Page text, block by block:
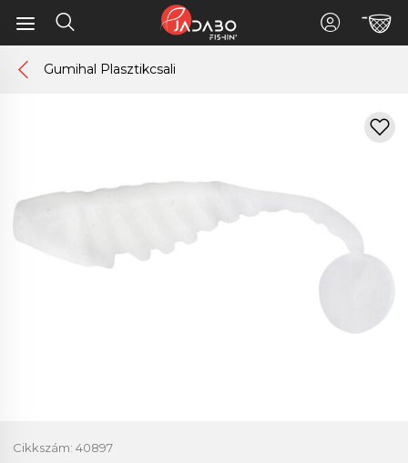
Gumihal Plasztikcsali
Cikkszám: 40897